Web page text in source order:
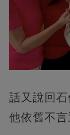
話又說回
他依舊不言